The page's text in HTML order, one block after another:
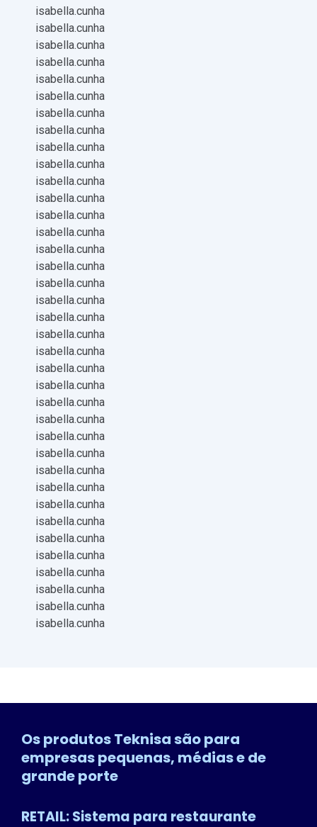
isabella.cunha
isabella.cunha
isabella.cunha
isabella.cunha
isabella.cunha
isabella.cunha
isabella.cunha
isabella.cunha
isabella.cunha
isabella.cunha
isabella.cunha
isabella.cunha
isabella.cunha
isabella.cunha
isabella.cunha
isabella.cunha
isabella.cunha
isabella.cunha
isabella.cunha
isabella.cunha
isabella.cunha
isabella.cunha
isabella.cunha
isabella.cunha
isabella.cunha
isabella.cunha
isabella.cunha
isabella.cunha
isabella.cunha
isabella.cunha
isabella.cunha
isabella.cunha
isabella.cunha
isabella.cunha
isabella.cunha
isabella.cunha
isabella.cunha
Os produtos Teknisa são para
empresas pequenas, médias e de
grande porte
RETAIL: Sistema para restaurante